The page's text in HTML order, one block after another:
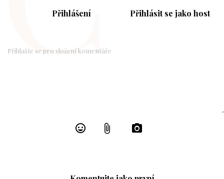
Přihlášení Přihlásit se jako host